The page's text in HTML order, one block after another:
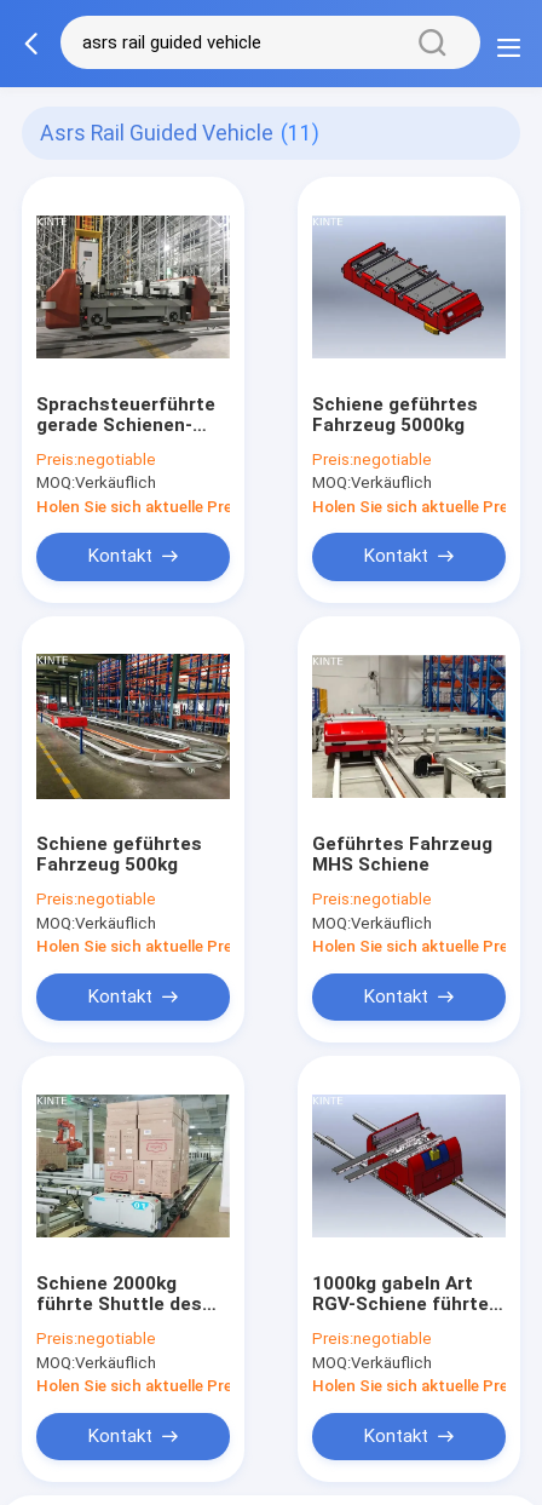
Asrs Rail Guided Vehicle (11)
Sprachsteuerführte
gerade Schienen-
Fahrzeug ASRS
1000kg
Preis:negotiable
MOQ:Verkäuflich
Holen Sie sich aktuelle Preis
Kontakt
Schiene geführtes
Fahrzeug 5000kg
Preis:negotiable
MOQ:Verkäuflich
Holen Sie sich aktuelle Preis
Kontakt
Schiene geführtes
Fahrzeug 500kg
Preis:negotiable
MOQ:Verkäuflich
Holen Sie sich aktuelle Preis
Kontakt
Geführtes Fahrzeug
MHS Schiene
Preis:negotiable
MOQ:Verkäuflich
Holen Sie sich aktuelle Preis
Kontakt
Schiene 2000kg
führte Shuttle des
ASRS MHS Ring
Through RGV
Preis:negotiable
MOQ:Verkäuflich
Holen Sie sich aktuelle Preis
Kontakt
1000kg gabeln Art
RGV-Schiene führten
Shuttle Fahrzeug
ASRS MHS
Preis:negotiable
MOQ:Verkäuflich
Holen Sie sich aktuelle Preis
Kontakt